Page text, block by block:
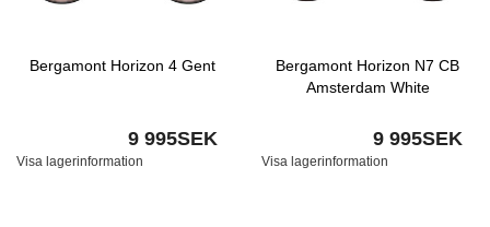
Bergamont Horizon 4 Gent
9 995SEK
Visa lagerinformation
Bergamont Horizon N7 CB
Amsterdam White
9 995SEK
Visa lagerinformation